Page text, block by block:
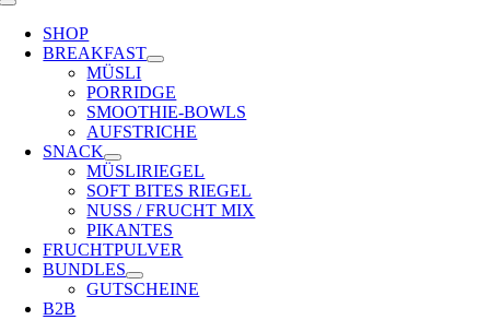
Toggle
Navigation
SHOP
BREAKFAST
MÜSLI
PORRIDGE
SMOOTHIE-BOWLS
AUFSTRICHE
SNACK
MÜSLIRIEGEL
SOFT BITES RIEGEL
NUSS / FRUCHT MIX
PIKANTES
FRUCHTPULVER
BUNDLES
GUTSCHEINE
B2B